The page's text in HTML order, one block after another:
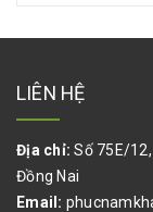
LIÊN HỆ
Địa chỉ: Số 75E/
Đồng Nai
Email: